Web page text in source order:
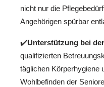
nicht nur die
Angehörigen spürbar
✔️Unterstützung bei
qualifizierten
täglichen Körperhygiene
Wohlbefinden der